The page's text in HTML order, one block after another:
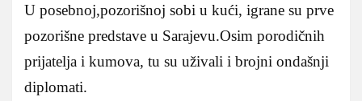
U posebnoj,pozorišnoj sobi u kući, igrane su prve
pozorišne predstave u Sarajevu.Osim porodičnih
prijatelja i kumova, tu su uživali i brojni ondašnji
diplomati.